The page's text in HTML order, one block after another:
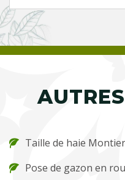
Taille de haie
Pose de gazon en